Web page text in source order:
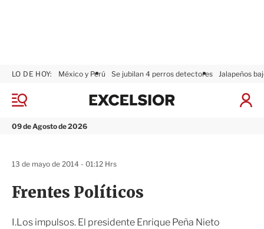
M
n
09 de Agosto de 2026
LO DE HOY: México y Perú Se jubilan 4 perros detectores Jalapeños
I
x
Frentes Políticos
I.Los impulsos. El presidente Enrique Peña Nieto
13 de mayo de 2014 - 01:12 Hrs